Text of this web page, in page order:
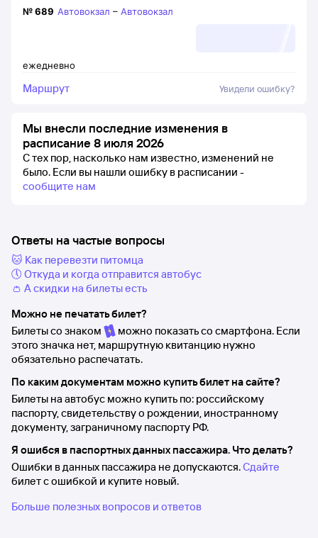
ежедневно
№689 Автовокзал – Автовокзал
Маршрут Увидели ошибку?
Мы внесли последние изменения в
расписание 8 июля 2026
С тех пор, насколько нам известно, изменений не
было. Если вы нашли ошибку в расписании -
сообщите нам
Ответы на частые вопросы
🐱 Как перевезти питомца
🕔 Откуда и когда отправится автобус
👛 А скидки на билеты есть
Можно не печатать билет?
Билеты со знаком
можно показать со смартфона. Если
этого значка нет, маршрутную квитанцию нужно
обязательно распечатать.
По каким документам можно купить билет на сайте?
Билеты на автобус можно купить по: российскому
паспорту, свидетельству о рождении, иностранному
документу, заграничному паспорту РФ.
Я ошибся в паспортных данных пассажира. Что делать?
Ошибки в данных пассажира не допускаются.Сдайте
билет с ошибкой и купите новый.
Больше полезных вопросов и ответов